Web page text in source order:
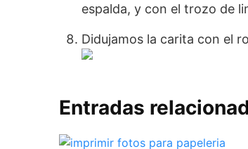
espalda, y con el trozo de
Didujamos la carita con el
Entradas